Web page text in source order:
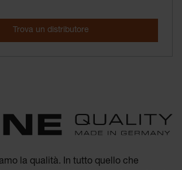
la qualità. In tutto quello che